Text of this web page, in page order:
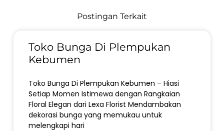
Postingan Terkait
Toko Bunga Di Plempukan
Kebumen
Toko Bunga Di Plempukan Kebumen – Hiasi
Setiap Momen Istimewa dengan Rangkaian
Floral Elegan dari Lexa Florist Mendambakan
dekorasi bunga yang memukau untuk
melengkapi hari